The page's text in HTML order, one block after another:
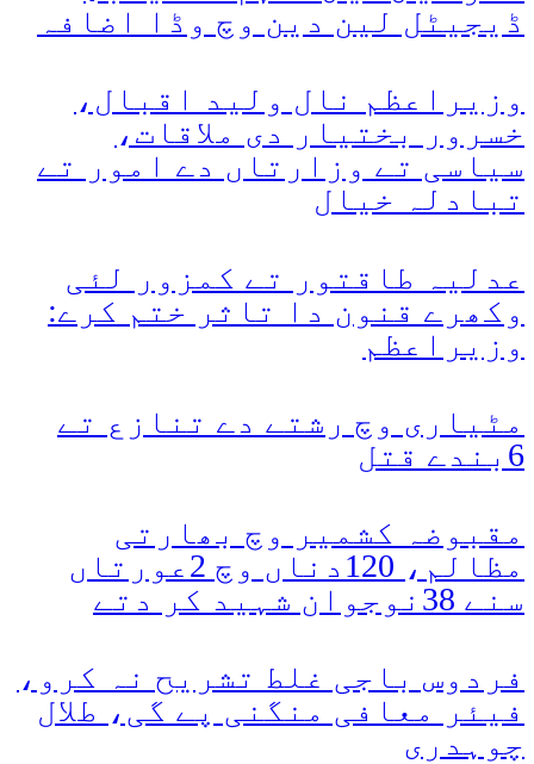
ڈیجیٹل لین دین وچ وڈا اضافہ
وزیراعظم نال ولید اقبال،
خسرور بختیار دی ملاقات،
سیاسی تے وزارتاں دے امور تے
تبادلہ خیال
عدلیہ طاقتور تے کمزور لئی
وکھرے قنون دا تاثر ختم کرے:
وزیراعظم
مٹیاری وچ رشتے دے تنازع تے
6بندے قتل
مقبوضہ کشمیر وچ بھارتی
مظالم، 120دناں وچ 2عورتاں
سنے 38نوجوان شہید کر دتے
فردوس باجی غلط تشریح نہ کرو،
فیئر معافی منگنی پے گی، طلال
چوہدری